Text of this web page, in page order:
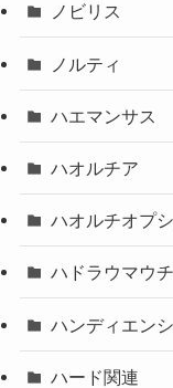
ノビリス
ノルティ
ハエマンサス
ハオルチア
ハオルチオプ
ハドラウマウ
ハンディエン
ハード関連